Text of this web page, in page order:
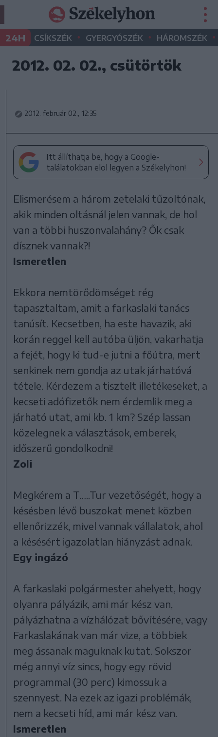
24H CSÍKSZÉK • GYERGYÓSZÉK • HÁROMSZÉK •
2012. 02. 02., csütörtök
2012. február 02., 12:35
Itt állíthatja be, hogy a Google-
találatokban elöl legyen a Székelyhon!
Elismerésem a három zetelaki tűzoltónak,
akik minden oltásnál jelen vannak, de hol
van a többi huszonvalahány? Ők csak
dísznek vannak?!
Ismeretlen
Ekkora nemtörődömséget rég
tapasztaltam, amit a farkaslaki tanács
tanúsít. Kecsetben, ha este havazik, aki
korán reggel kell autóba üljön, vakarhatja
a fejét, hogy ki tud-e jutni a főútra, mert
senkinek nem gondja az utak járhatóvá
tétele. Kérdezem a tisztelt illetékeseket, a
kecseti adófizetők nem érdemlik meg a
járható utat, ami kb. 1 km? Szép lassan
közelegnek a választások, emberek,
időszerű gondolkodni!
Zoli
Megkérem a T…..Tur vezetőségét, hogy a
késésben lévő buszokat menet közben
ellenőrizzék, mivel vannak vállalatok, ahol
a késésért igazolatlan hiányzást adnak.
Egy ingázó
A farkaslaki polgármester ahelyett, hogy
olyanra pályázik, ami már kész van,
pályázhatna a vízhálózat bővítésére, vagy
Farkaslakának van már vize, a többiek
meg ássanak maguknak kutat. Sokszor
még annyi víz sincs, hogy egy rövid
programmal (30 perc) kimossuk a
szennyest. Na ezek az igazi problémák,
nem a kecseti híd, ami már kész van.
Ismeretlen